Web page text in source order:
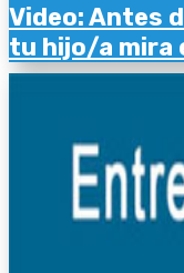
Video: Antes
tu hijo/a mira